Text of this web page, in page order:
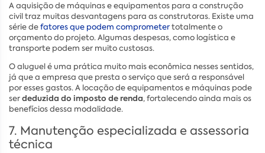
A aquisição de máquinas e equipamentos para a construção
civil traz muitas desvantagens para as construtoras. Existe uma
série defatores que podem comprometertotalmente o
orçamento do projeto. Algumas despesas, como logística e
transporte podem ser muito custosas.
O aluguel é uma prática muito mais econômica nesses sentidos,
já que a empresa que presta o serviço que será a responsável
por esses gastos. A locação de equipamentos e máquinas pode
serdeduzida do imposto de renda, fortalecendo ainda mais os
benefícios dessa modalidade.
7. Manutenção especializada e assessoria
técnica